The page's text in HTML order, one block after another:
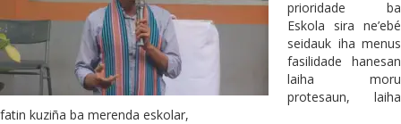
prioridade ba
Eskola sira ne’ebé
seidauk iha menus
fasilidade hanesan
laiha moru
protesaun, laiha
fatin kuziña ba merenda eskolar,